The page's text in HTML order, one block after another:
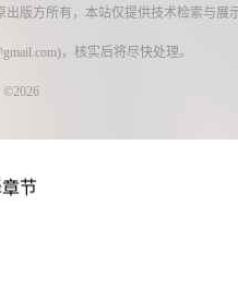
节
版方所有，本站仅提供技术检索与展
)，核实后将尽快处理。
©2026